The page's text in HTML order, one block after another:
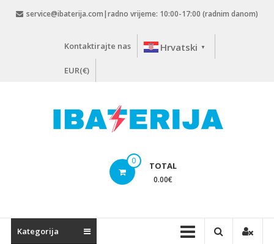
service@ibaterija.com|radno vrijeme: 10:00-17:00 (radnim danom)
Kontaktirajte nas Hrvatski ▼
EUR(€)
0 TOTAL
0.00€
Kategorija